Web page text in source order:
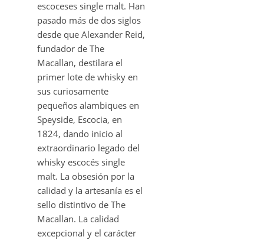
escoceses single malt. Han
pasado más de dos siglos
desde que Alexander Reid,
fundador de The
Macallan, destilara el
primer lote de whisky en
sus curiosamente
pequeños alambiques en
Speyside, Escocia, en
1824, dando inicio al
extraordinario legado del
whisky escocés single
malt. La obsesión por la
calidad y la artesanía es el
sello distintivo de The
Macallan. La calidad
excepcional y el carácter